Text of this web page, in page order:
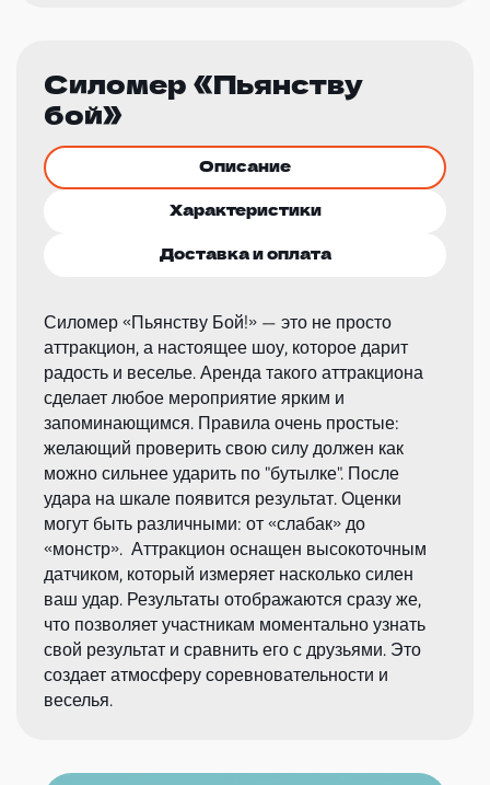
Силомер «Пьянству
бой»
Описание
Характеристики
Доставка и оплата
Силомер «Пьянству Бой!» — это не просто
аттракцион, а настоящее шоу, которое дарит
радость и веселье. Аренда такого аттракциона
сделает любое мероприятие ярким и
запоминающимся. Правила очень простые:
желающий проверить свою силу должен как
можно сильнее ударить по "бутылке". После
удара на шкале появится результат. Оценки
могут быть различными: от «слабак» до
«монстр». Аттракцион оснащен высокоточным
датчиком, который измеряет насколько силен
ваш удар. Результаты отображаются сразу же,
что позволяет участникам моментально узнать
свой результат и сравнить его с друзьями. Это
создает атмосферу соревновательности и
веселья.